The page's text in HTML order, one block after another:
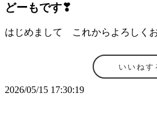
どーもです❣
はじめまして これからよろしく
いいねす
2026/05/15 17:30:19